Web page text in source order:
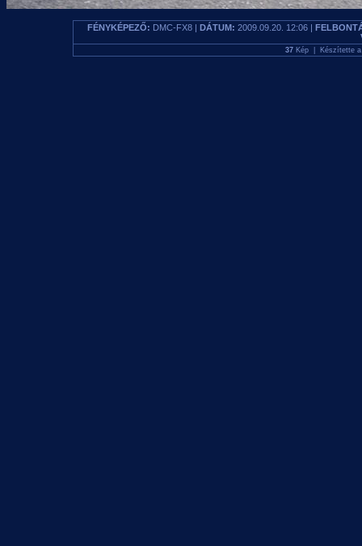
FÉNYKÉPEZŐ: DMC-FX8 | DÁTUM: 2009.09.20. 12:06 |
37 Kép | Készítette